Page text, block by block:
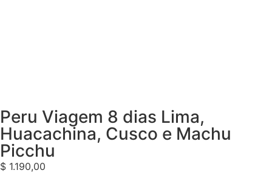
Peru Viagem 8 dias Lima,
Huacachina, Cusco e Machu
Picchu
$ 1.190,00